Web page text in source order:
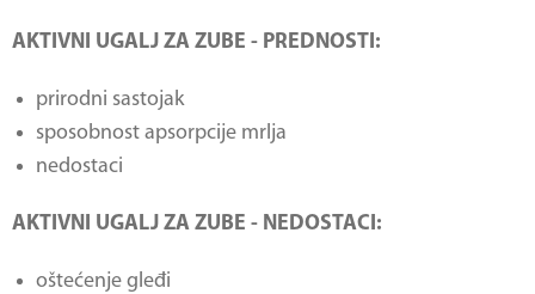
AKTIVNI UGALJ ZA ZUBE - PREDNOSTI:
prirodni sastojak
sposobnost apsorpcije mrlja
nedostaci
AKTIVNI UGALJ ZA ZUBE - NEDOSTACI:
oštećenje gleđi